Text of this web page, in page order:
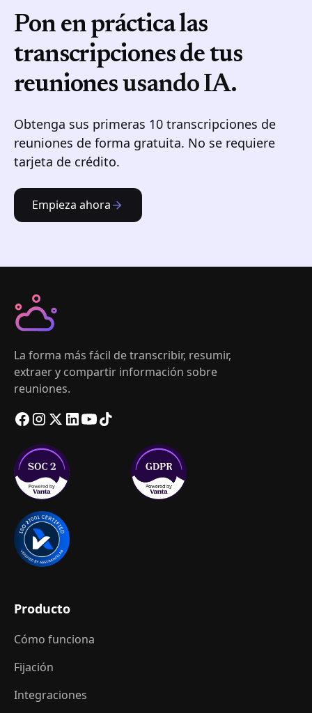
Pon en práctica las
transcripciones de tus
reunionesusando IA.
Obtenga sus primeras 10 transcripciones de
reuniones de forma gratuita. No se requiere
tarjeta de crédito.
Empieza ahora
La forma más fácil de transcribir, resumir,
extraer y compartir información sobre
reuniones.
Producto
Cómo funciona
Fijación
Integraciones